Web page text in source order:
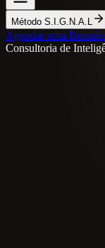
Método S.I.G.N.A.L
Agendar uma
Consultoria de